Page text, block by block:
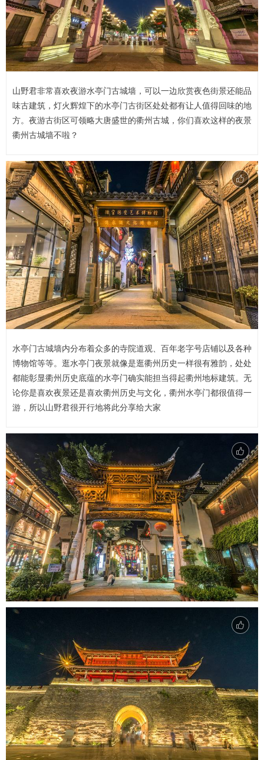
山野君非常喜欢夜游水亭门古城墙，可以一边欣赏夜色街景还能品
味古建筑，灯火辉煌下的水亭门古街区处处都有让人值得回味的地
方。夜游古街区可领略大唐盛世的衢州古城，你们喜欢这样的夜景
衢州古城墙不啦？
水亭门古城墙内分布着众多的寺院道观、百年老字号店铺以及各种
博物馆等等。逛水亭门夜景就像是逛衢州历史一样很有雅韵，处处
都能彰显衢州历史底蕴的水亭门确实能担当得起衢州地标建筑。无
论你是喜欢夜景还是喜欢衢州历史与文化，衢州水亭门都很值得一
游，所以山野君很开行地将此分享给大家